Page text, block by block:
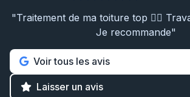
"Traitement de ma toiture top 👍🏼
Je recommande"
Voir tous les avis
Laisser un avis